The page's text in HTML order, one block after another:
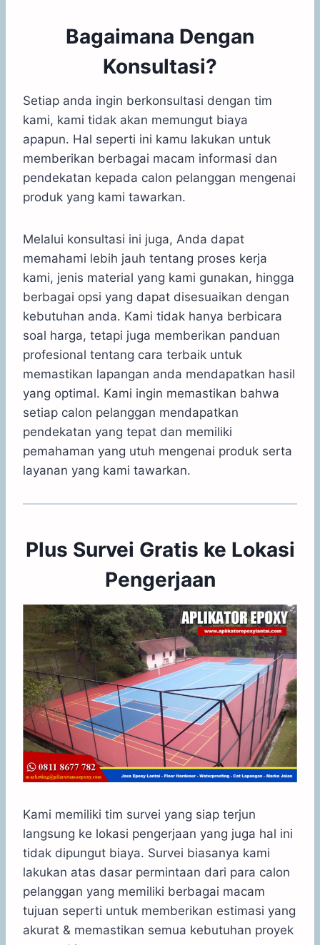
Bagaimana Dengan
Konsultasi?
Setiap anda ingin berkonsultasi dengan tim
kami, kami tidak akan memungut biaya
apapun. Hal seperti ini kamu lakukan untuk
memberikan berbagai macam informasi dan
pendekatan kepada calon pelanggan mengenai
produk yang kami tawarkan.
Melalui konsultasi ini juga, Anda dapat
memahami lebih jauh tentang proses kerja
kami, jenis material yang kami gunakan, hingga
berbagai opsi yang dapat disesuaikan dengan
kebutuhan anda. Kami tidak hanya berbicara
soal harga, tetapi juga memberikan panduan
profesional tentang cara terbaik untuk
memastikan lapangan anda mendapatkan hasil
yang optimal. Kami ingin memastikan bahwa
setiap calon pelanggan mendapatkan
pendekatan yang tepat dan memiliki
pemahaman yang utuh mengenai produk serta
layanan yang kami tawarkan.
Plus Survei Gratis ke Lokasi
Pengerjaan
Kami memiliki tim survei yang siap terjun
langsung ke lokasi pengerjaan yang juga hal ini
tidak dipungut biaya. Survei biasanya kami
lakukan atas dasar permintaan dari para calon
pelanggan yang memiliki berbagai macam
tujuan seperti untuk memberikan estimasi yang
akurat & memastikan semua kebutuhan proyek